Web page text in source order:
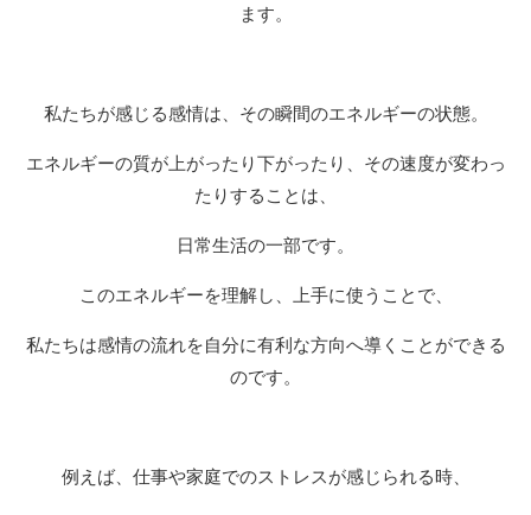
ます。
私たちが感じる感情は、その瞬間のエネルギーの状態。
エネルギーの質が上がったり下がったり、その速度が変わっ
たりすることは、
日常生活の一部です。
このエネルギーを理解し、上手に使うことで、
私たちは感情の流れを自分に有利な方向へ導くことができる
のです。
例えば、仕事や家庭でのストレスが感じられる時、